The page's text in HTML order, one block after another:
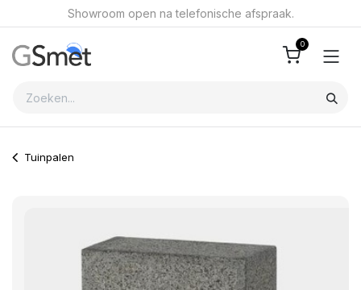
Overslaan naar inhoudShowroom open na telefonische afspraak.
0
Tuinpalen